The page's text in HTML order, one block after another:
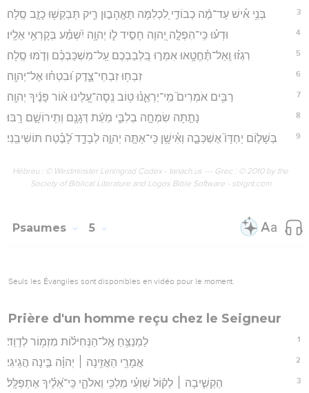
3 בְּנֵ֥י אִ֡ישׁ עַד־מֶ֬ה כְבוֹדִ֣י לִ֭כְלִמָּה תֶּאֱהָב֣וּן רִ֑יק תְּבַקְשׁ֖וּ כָזָ֣ב סֶֽלָה׃
4 וּדְע֗וּ כִּֽי־הִפְלָ֣ה יְ֭הוָה חָסִ֣יד ל֑וֹ יְהוָ֥ה יִ֝שְׁמַ֗ע בְּקָרְאִ֥י אֵלָֽיו׃
5 רִגְז֗וּ וְֽאַל־תֶּ֫חֱטָ֥אוּ אִמְר֣וּ בִ֭לְבַבְכֶם עַֽל־מִשְׁכַּבְכֶ֗ם וְדֹ֣מּוּ סֶֽלָה׃
6 זִבְח֥וּ זִבְחֵי־צֶ֑דֶק וּ֝בִטְח֗וּ אֶל־יְהוָֽה׃
7 רַבִּ֥ים אֹמְרִים֮ מִֽי־יַרְאֵ֪נ֫וּ ט֥וֹב נְֽסָה־עָ֭לֵינוּ א֨וֹר פָּנֶ֬יךָ יְהוָֽה׃
8 נָתַ֣תָּה שִׂמְחָ֣ה בְלִבִּ֑י מֵעֵ֬ת דְּגָנָ֖ם וְתִֽירוֹשָׁ֣ם רָֽבּוּ׃
9 בְּשָׁל֣וֹם יַחְדָּו֮ אֶשְׁכְּבָ֪ה וְאִ֫ישָׁ֥ן כִּֽי־אַתָּ֣ה יְהוָ֣ה לְבָדָ֑ד לָ֝בֶ֗טַח תּוֹשִׁיבֵֽנִי׃
Hébreu : © Westminster Leningrad Codex - tanach.us --- Grec : © 2010 by the
Society of Biblical Literature and Logos Bible Software - sblgnt.com
Psaumes 5
Seuls les Évangiles sont disponibles en vidéo pour le moment.
Prière d'un homme reçu chez le Seigneur
1 לַמְנַצֵּ֥חַ אֶֽל־הַנְּחִיל֗וֹת מִזְמ֥וֹר לְדָוִֽד׃
2 אֲמָרַ֖י הַאֲזִ֥ינָה ׀ יְהוָ֗ה בִּ֣ינָה הֲגִֽיגִי׃
3 הַקְשִׁ֤יבָה ׀ לְק֬וֹל שַׁוְעִ֗י מַלְכִּ֥י וֵאלֹהָ֑י כִּֽי־אֵ֝לֶ֗יךָ אֶתְפַּלָּֽל׃